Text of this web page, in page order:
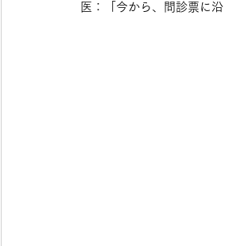
医：「今から、問診票に